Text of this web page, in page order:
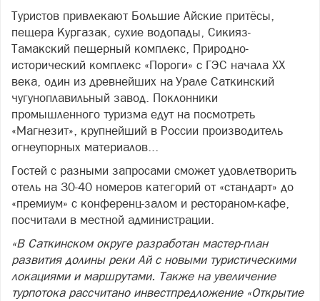
Туристов привлекают Большие Айские притёсы,
пещера Кургазак, сухие водопады, Сикияз-
Тамакский пещерный комплекс, Природно-
исторический комплекс «Пороги» с ГЭС начала XX
века, один из древнейших на Урале Саткинский
чугуноплавильный завод. Поклонники
промышленного туризма едут на посмотреть
«Магнезит», крупнейший в России производитель
огнеупорных материалов...
Гостей с разными запросами сможет удовлетворить
отель на 30-40 номеров категорий от «стандарт» до
«премиум» с конференц-залом и рестораном-кафе,
посчитали в местной администрации.
«В Саткинском округе разработан мастер-план
развития долины реки Ай с новыми туристическими
локациями и маршрутами. Также на увеличение
турпотока рассчитано инвестпредложение «Открытие